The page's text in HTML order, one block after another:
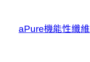
aPure機能性纖維